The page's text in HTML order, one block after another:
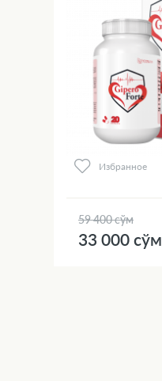
Избранное
59 400 сўм
33 000 сўм